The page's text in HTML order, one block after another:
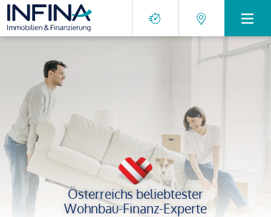
Österreichs beliebtester
Wohnbau-Finanz-Experte